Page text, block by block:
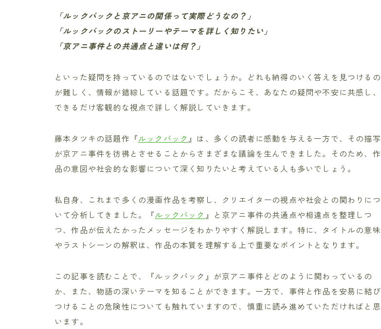
「ルックバックと京アニの関係って実際どうなの？」
「ルックバックのストーリーやテーマを詳しく知りたい」
「京アニ事件との共通点と違いは何？」
といった疑問を持っているのではないでしょうか。どれも納得のいく答えを見つけるの
が難しく、情報が錯綜している話題です。だからこそ、あなたの疑問や不安に共感し、
できるだけ客観的な視点で詳しく解説していきます。
藤本タツキの話題作『ルックバック 』は、多くの読者に感動を与える一方で、その描写
が京アニ事件を彷彿とさせることからさまざまな議論を生んできました。そのため、作
品の意図や社会的な影響について深く知りたいと考えている人も多いでしょう。
私自身、これまで多くの漫画作品を考察し、クリエイターの視点や社会との関わりにつ
いて分析してきました。『ルックバック 』と京アニ事件の共通点や相違点を整理しつ
つ、作品が伝えたかったメッセージをわかりやすく解説します。特に、タイトルの意味
やラストシーンの解釈は、作品の本質を理解する上で重要なポイントとなります。
この記事を読むことで、『ルックバック』が京アニ事件とどのように関わっているの
か、また、物語の深いテーマを知ることができます。一方で、事件と作品を安易に結び
つけることの危険性についても触れていますので、慎重に読み進めていただければと思
います。